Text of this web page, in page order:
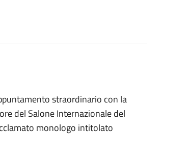
straordinario con la
del Salone Internazionale del
monologo intitolato